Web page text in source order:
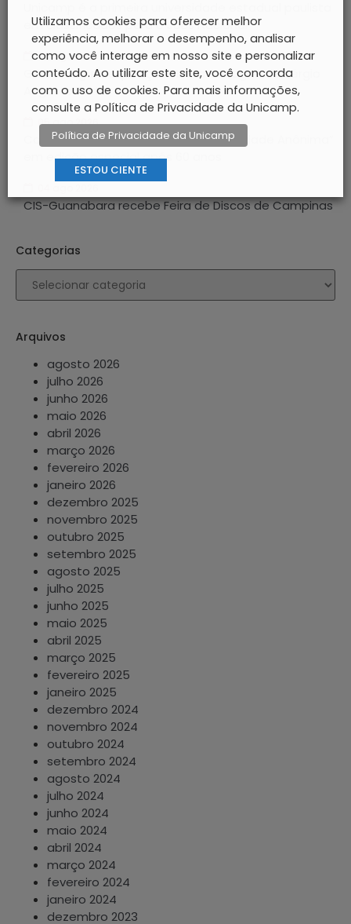
em classificados para o JUBs Nacional
05 ago 2026
GAIA inaugura exposição “Linha de fuga”, de Sérgio
Augusto Porto
05 ago 2026
Casa do Lago exibe “São Paulo, Sociedade Anônima”
em edição especial após 60 anos
CIS-Guanabara recebe Feira de Discos de Campinas
Categorias
Arquivos
agosto 2026
julho 2026
junho 2026
maio 2026
abril 2026
março 2026
fevereiro 2026
janeiro 2026
dezembro 2025
novembro 2025
outubro 2025
setembro 2025
agosto 2025
julho 2025
junho 2025
maio 2025
abril 2025
março 2025
fevereiro 2025
janeiro 2025
dezembro 2024
novembro 2024
outubro 2024
setembro 2024
agosto 2024
julho 2024
junho 2024
maio 2024
abril 2024
março 2024
fevereiro 2024
janeiro 2024
dezembro 2023
Utilizamos cookies para oferecer melhor
experiência, melhorar o desempenho, analisar
como você interage em nosso site e personalizar
conteúdo. Ao utilizar este site, você concorda
com o uso de cookies. Para mais informações,
consulte a Política de Privacidade da Unicamp.
Política de Privacidade da Unicamp
ESTOU CIENTE